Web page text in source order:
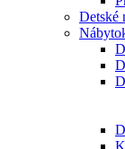
Detské